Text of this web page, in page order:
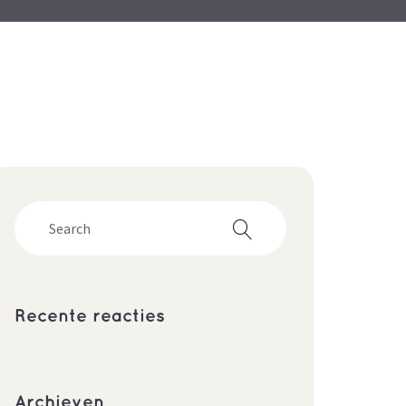
Recente reacties
Archieven